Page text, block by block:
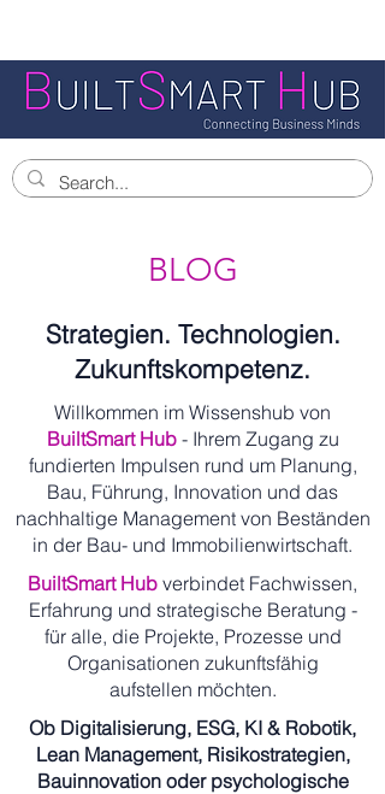
BLOG
Strategien. Technologien.
Zukunftskompetenz.
Willkommen im Wissenshub von
BuiltSmart Hub- Ihrem Zugang zu
fundierten Impulsen rund um Planung,
Bau, Führung, Innovation und das
nachhaltige Management von Beständen
in der Bau- und Immobilienwirtschaft.
BuiltSmart Hub verbindet Fachwissen,
Erfahrung und strategische Beratung -
für alle, die Projekte, Prozesse und
Organisationen zukunftsfähig
aufstellen möchten.
Ob Digitalisierung, ESG, KI & Robotik,
Lean Management, Risikostrategien,
Bauinnovation oder psychologische